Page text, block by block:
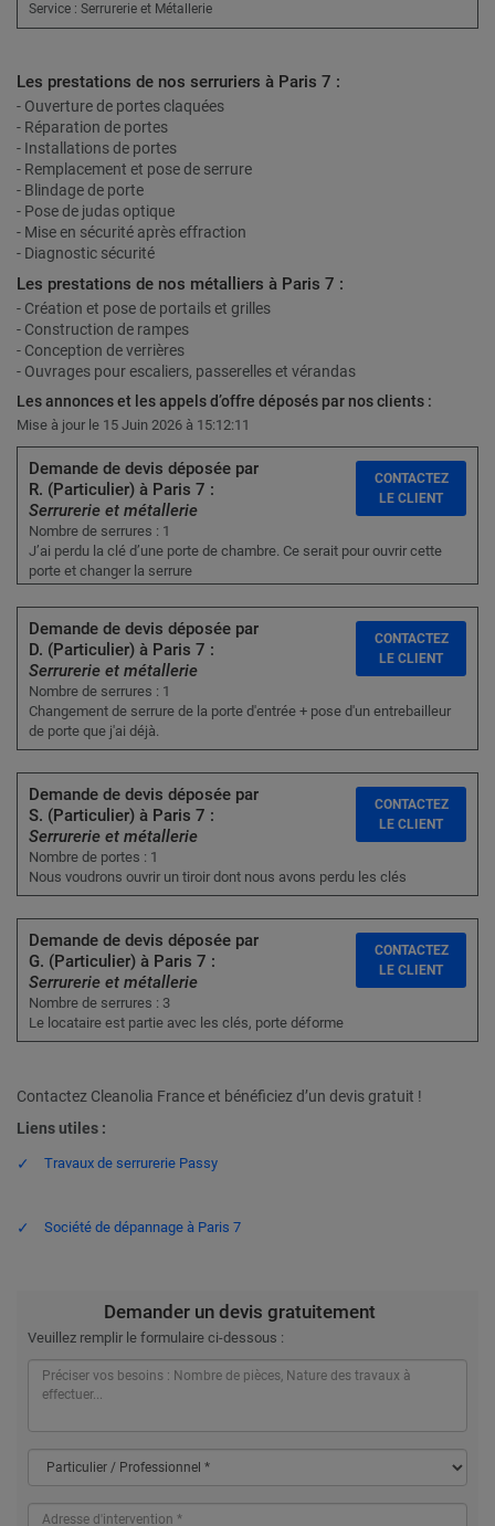
Service : Serrurerie et Métallerie
Les prestations de nos serruriers à Paris 7 :
- Ouverture de portes claquées
- Réparation de portes
- Installations de portes
- Remplacement et pose de serrure
- Blindage de porte
- Pose de judas optique
- Mise en sécurité après effraction
- Diagnostic sécurité
Les prestations de nos métalliers à Paris 7 :
- Création et pose de portails et grilles
- Construction de rampes
- Conception de verrières
- Ouvrages pour escaliers, passerelles et vérandas
Les annonces et les appels d’offre déposés par nos clients :
Mise à jour le 15 Juin 2026 à 15:12:11
Demande de devis déposée par
R. (Particulier) à Paris 7 :
Serrurerie et métallerie
Nombre de serrures : 1
J’ai perdu la clé d’une porte de chambre. Ce serait pour ouvrir cette
porte et changer la serrure
CONTACTEZ
LE CLIENT
Demande de devis déposée par
D. (Particulier) à Paris 7 :
Serrurerie et métallerie
Nombre de serrures : 1
Changement de serrure de la porte d'entrée + pose d'un entrebailleur
de porte que j'ai déjà.
CONTACTEZ
LE CLIENT
Demande de devis déposée par
S. (Particulier) à Paris 7 :
Serrurerie et métallerie
Nombre de portes : 1
Nous voudrons ouvrir un tiroir dont nous avons perdu les clés
CONTACTEZ
LE CLIENT
Demande de devis déposée par
G. (Particulier) à Paris 7 :
Serrurerie et métallerie
Nombre de serrures : 3
Le locataire est partie avec les clés, porte déforme
CONTACTEZ
LE CLIENT
Contactez Cleanolia France et bénéficiez d’un devis gratuit !
Liens utiles :
Travaux de serrurerie Passy
Société de dépannage à Paris 7
Demander un devis gratuitement
Veuillez remplir le formulaire ci-dessous :